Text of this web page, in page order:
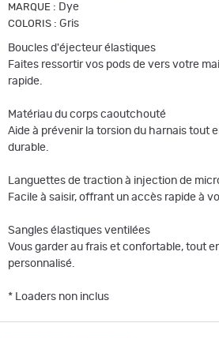
MARQUE : Dye
COLORIS : Gris
Boucles d'éjecteur élastiques
Faites ressortir vos pods de vers votre
rapide.
Matériau du corps caoutchouté
Aide à prévenir la torsion du harnais tout
durable.
Languettes de traction à injection de
Facile à saisir, offrant un accès rapide à
Sangles élastiques ventilées
Vous garder au frais et confortable, tout
personnalisé.
* Loaders non inclus